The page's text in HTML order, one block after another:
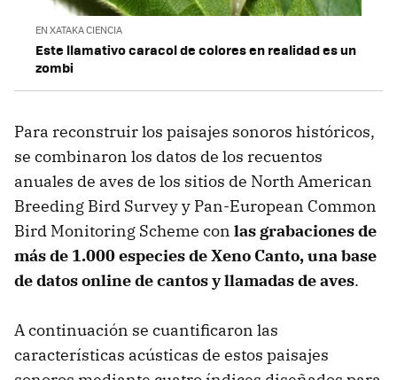
EN XATAKA CIENCIA
Este llamativo caracol de colores en realidad es un
zombi
Para reconstruir los paisajes sonoros históricos,
se combinaron los datos de los recuentos
anuales de aves de los sitios de North American
Breeding Bird Survey y Pan-European Common
Bird Monitoring Scheme con las grabaciones de
más de 1.000 especies de Xeno Canto, una base
de datos online de cantos y llamadas de aves.
A continuación se cuantificaron las
características acústicas de estos paisajes